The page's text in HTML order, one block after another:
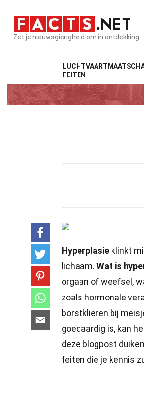
Zet je nieuwsgierigheid om in ontdekking
FEITEN
Hyperplasie klinkt
lichaam. Wat is
orgaan of weefsel,
zoals hormonale
borstklieren bij
goedaardig is, kan
deze blogpost
feiten die je kennis